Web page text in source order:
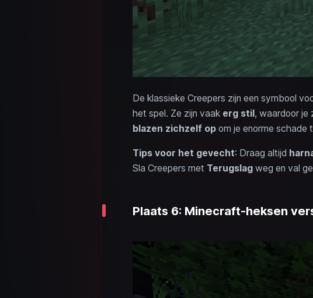
De klassieke Creepers zijn een symbool
het spel. Ze zijn vaak erg stil, waardoor je
blazen zichzelf opom je enorme schade
Tips voor het gevecht: Draag altijd
Sla Creepers met Terugslagweg en val
Plaats 6: Minecraft-heksen